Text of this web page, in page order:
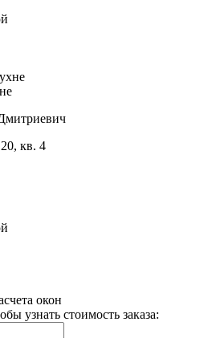
кв. 4
окон
узнать стоимость заказа: